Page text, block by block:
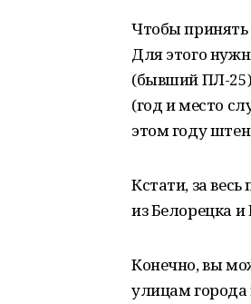
Чтобы принять
Для этого
(бывший ПЛ-
(год и место
этом году
Кстати, за
из Белорецка и
Конечно, вы
улицам города